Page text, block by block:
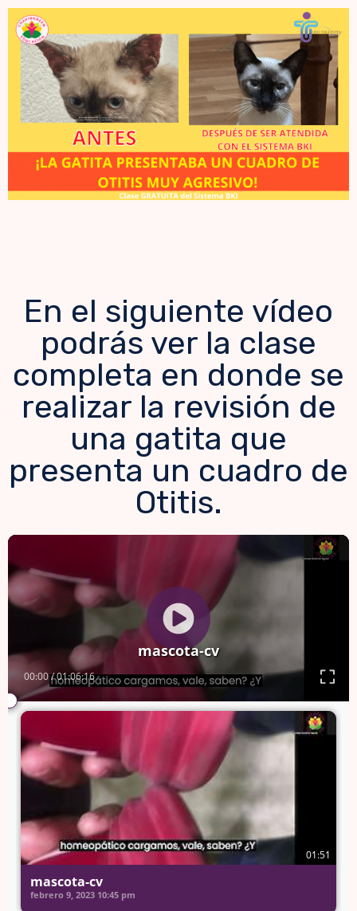
En el siguiente vídeo
podrás ver la clase
completa en donde se
realizar la revisión de
una gatita que
presenta un cuadro de
Otitis.
Reproductor
vídeo
mascota-cv
00:00/01:06:16
01:51
mascota-cv
febrero 9, 2023 10:45 pm